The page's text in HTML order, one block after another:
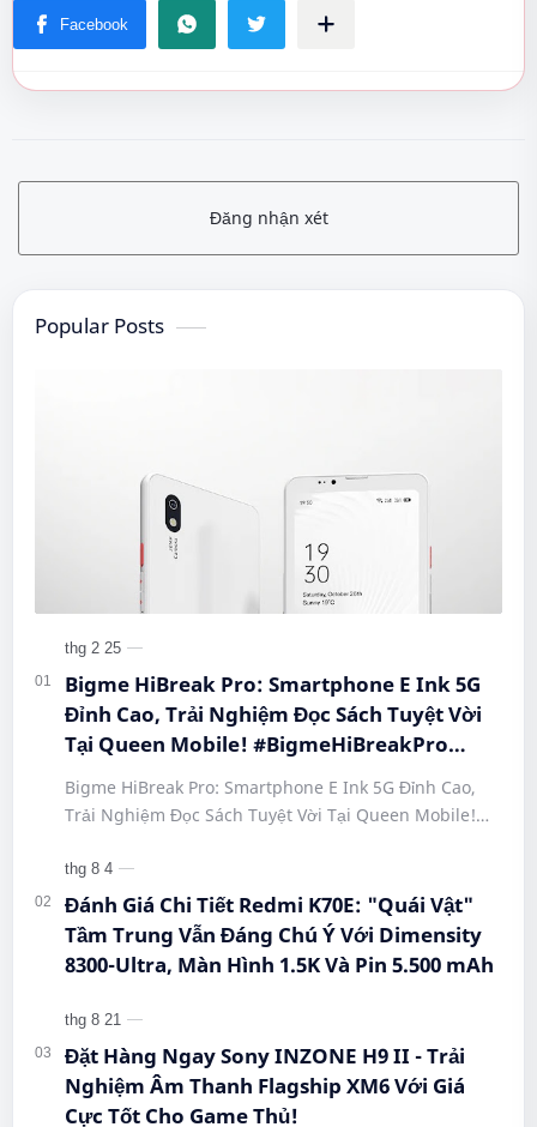
Đăng nhận xét
Popular Posts
Bigme HiBreak Pro: Smartphone E Ink 5G
Đỉnh Cao, Trải Nghiệm Đọc Sách Tuyệt Vời
Tại Queen Mobile! #BigmeHiBreakPro
#SmartphoneEInk #QueenMobile
#HiBreakPro5G #DienThoaiDocSach
#CongNgheMoi #MuaSamThongMinh
#EInkPhone #5GSmartphone
Bigme HiBreak Pro: Smartphone E Ink 5G Đỉnh Cao,
Trải Nghiệm Đọc Sách Tuyệt Vời Tại Queen Mobile!
#Hi…
Đánh Giá Chi Tiết Redmi K70E: "Quái Vật"
Tầm Trung Vẫn Đáng Chú Ý Với Dimensity
8300-Ultra, Màn Hình 1.5K Và Pin 5.500 mAh
Đặt Hàng Ngay Sony INZONE H9 II - Trải
Nghiệm Âm Thanh Flagship XM6 Với Giá
Cực Tốt Cho Game Thủ!